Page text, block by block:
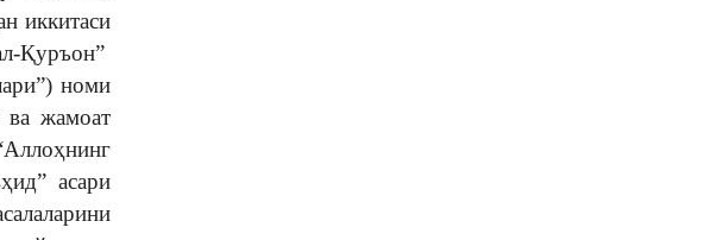
иккитаси
Қуръон”
номи
ва жамоат
асари